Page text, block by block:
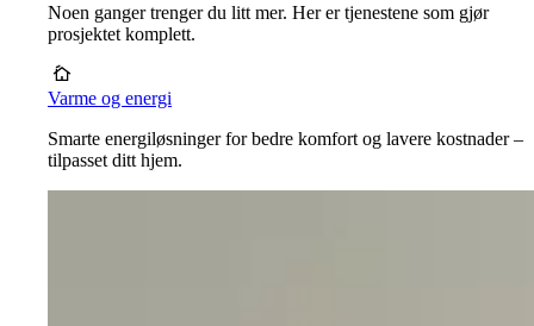
Noen ganger trenger du litt mer. Her er tjenestene som gjør
prosjektet komplett.
Varme og energi
Smarte energiløsninger for bedre komfort og lavere kostnader –
tilpasset ditt hjem.